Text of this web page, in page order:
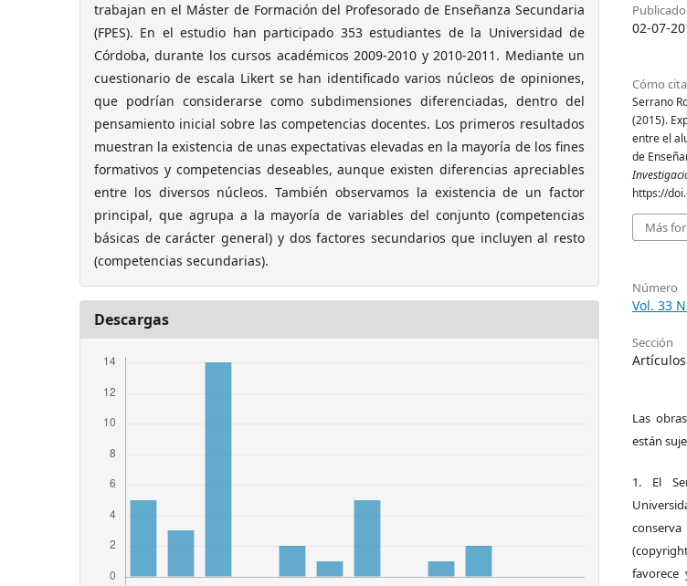
trabajan en el Máster de Formación del Profesorado de Enseñanza Secundaria
(FPES). En el estudio han participado 353 estudiantes de la Universidad de
Córdoba, durante los cursos académicos 2009-2010 y 2010-2011. Mediante un
cuestionario de escala Likert se han identificado varios núcleos de opiniones,
que podrían considerarse como subdimensiones diferenciadas, dentro del
pensamiento inicial sobre las competencias docentes. Los primeros resultados
muestran la existencia de unas expectativas elevadas en la mayoría de los fines
formativos y competencias deseables, aunque existen diferencias apreciables
entre los diversos núcleos. También observamos la existencia de un factor
principal, que agrupa a la mayoría de variables del conjunto (competencias
básicas de carácter general) y dos factores secundarios que incluyen al resto
(competencias secundarias).
Descargas
Publicado
02-07-
Cómo
Serrano
(2015).
entre el
de
https://
Más
Número
Vol. 33
Sección
Artículos
Las
están
1. El